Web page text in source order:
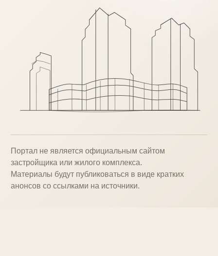
Портал не является официальным сайтом
застройщика или жилого комплекса.
Материалы будут публиковаться в виде кратких
анонсов со ссылками на источники.